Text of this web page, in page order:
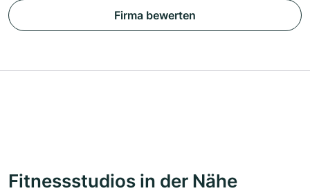
Firma bewerten
Fitnessstudios in der Nähe